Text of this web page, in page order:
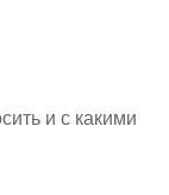
и с какими